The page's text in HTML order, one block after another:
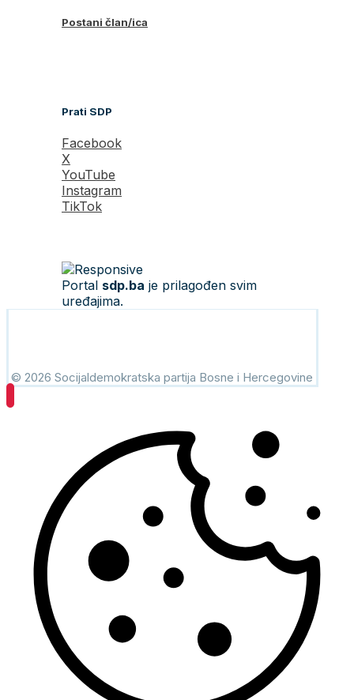
Postani član/ica
Prati SDP
Facebook
X
YouTube
Instagram
TikTok
Portal sdp.ba je prilagođen svim
uređajima.
© 2026 Socijaldemokratska partija Bosne i Hercegovine